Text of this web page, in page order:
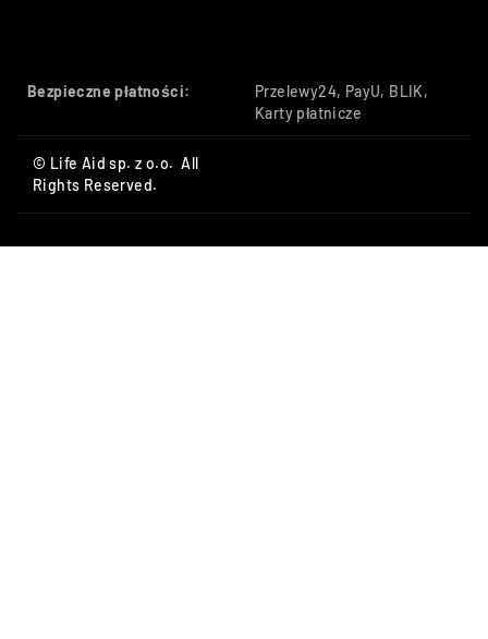
Bezpieczne płatności:
Przelewy24, PayU, BLIK,
Karty płatnicze
© Life Aid sp. z o.o. All
Rights Reserved.